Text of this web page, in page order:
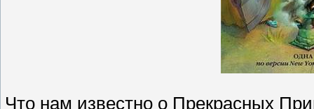
Что нам известно о Прекрасных